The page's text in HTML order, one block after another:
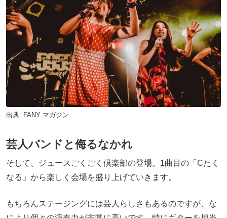
出典: FANY マガジン
芸人バンドと侮るなかれ
そして、ジュースごくごく倶楽部の登場。1曲目の「Cたく
なる」から楽しく会場を盛り上げていきます。
もちろんステージングには芸人らしさもあるのですが、な